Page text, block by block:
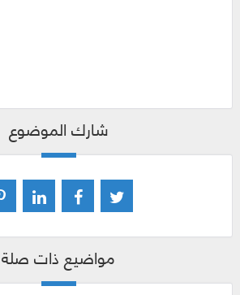
شارك الموضوع
مواضيع ذات صلة